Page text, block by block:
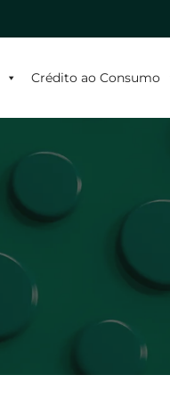
Crédito ao Consumo